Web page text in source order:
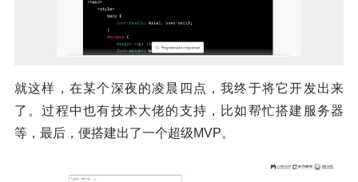
就这样，在某个深夜的凌晨四点，我终于将它开发出来
了。过程中也有技术大佬的支持，比如帮忙搭建服务器
等，最后，便搭建出了一个超级MVP。